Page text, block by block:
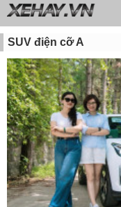
SUV điện cỡ A